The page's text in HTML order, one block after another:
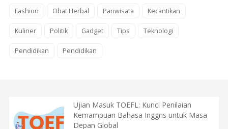
Fashion Obat Herbal Pariwisata Kecantikan
Kuliner Politik Gadget Tips Teknologi
Pendidikan Pendidikan
Ujian Masuk TOEFL: Kunci Penilaian
Kemampuan Bahasa Inggris untuk Masa
Depan Global